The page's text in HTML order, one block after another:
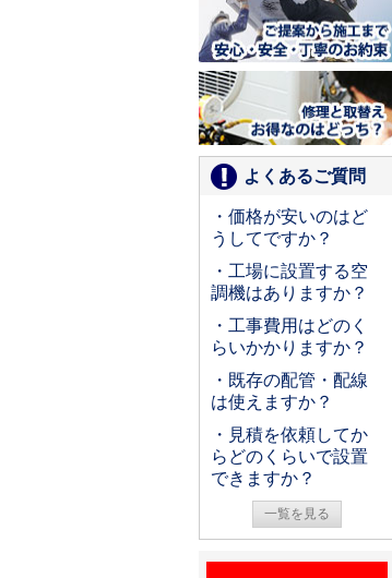
よくあるご質問
・価格が安いのはど
うしてですか？
・工場に設置する空
調機はありますか？
・工事費用はどのく
らいかかりますか？
・既存の配管・配線
は使えますか？
・見積を依頼してか
らどのくらいで設置
できますか？
一覧を見る